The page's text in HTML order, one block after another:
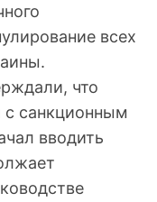
всех
что
с санкционным
вводить